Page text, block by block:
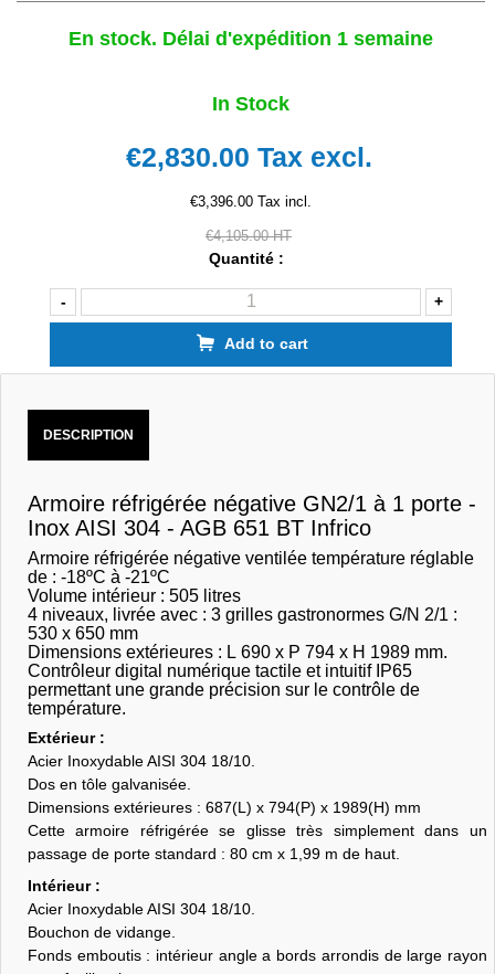
En stock. Délai d'expédition 1 semaine
In Stock
€2,830.00 Tax excl.
€3,396.00 Tax incl.
€4,105.00 HT
Quantité :
- +
Add to cart
DESCRIPTION
Armoire réfrigérée négative GN2/1 à 1 porte -
Inox AISI 304 - AGB 651 BT Infrico
Armoire réfrigérée négative ventilée température réglable
de : -18ºC à -21ºC
Volume intérieur : 505 litres
4 niveaux, livrée avec : 3 grilles gastronormes G/N 2/1 :
530 x 650 mm
Dimensions extérieures : L 690 x P 794 x H 1989 mm.
Contrôleur digital numérique tactile et intuitif IP65
permettant une grande précision sur le contrôle de
température.
Extérieur :
Acier Inoxydable AISI 304 18/10.
Dos en tôle galvanisée.
Dimensions extérieures : 687(L) x 794(P) x 1989(H) mm
Cette armoire réfrigérée se glisse très simplement dans un
passage de porte standard : 80 cm x 1,99 m de haut.
Intérieur :
Acier Inoxydable AISI 304 18/10.
Bouchon de vidange.
Fonds emboutis : intérieur angle a bords arrondis de large rayon